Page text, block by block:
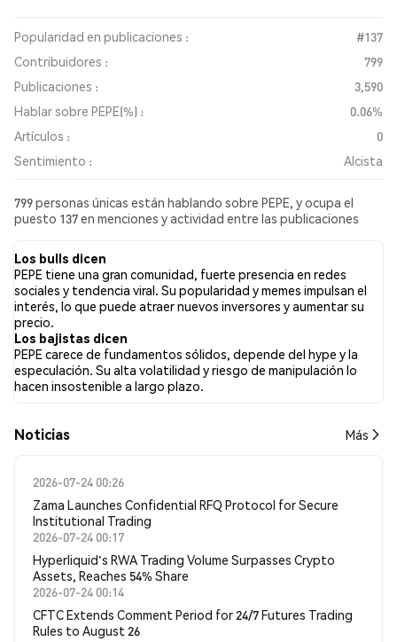
Popularidad en publicaciones :
#137
Contribuidores :
799
Publicaciones :
3,590
Hablar sobre PEPE(%) :
0.06%
Artículos :
0
Sentimiento :
Alcista
799 personas únicas están hablando sobre PEPE, y ocupa el
puesto 137 en menciones y actividad entre las publicaciones
en todas las redes sociales ha sido Alcista. Finalmente, se
publicaron 0 artículos de noticias sobre PEPE. En Twitter, el
31.42% de los tuits mostraron un sentimiento alcista en
comparación con el 5.66% de los tuits con sentimiento bajista
sobre PEPE. El 62.92% de los tuits fueron neutrales sobre PEPE.
Estos sentimientos se basan en 3463 tuits.
Los bulls dicen
PEPE tiene una gran comunidad, fuerte presencia en redes
sociales y tendencia viral. Su popularidad y memes impulsan el
interés, lo que puede atraer nuevos inversores y aumentar su
precio.
Los bajistas dicen
PEPE carece de fundamentos sólidos, depende del hype y la
especulación. Su alta volatilidad y riesgo de manipulación lo
hacen insostenible a largo plazo.
Noticias Más
2026-07-24 00:26
Zama Launches Confidential RFQ Protocol for Secure
Institutional Trading
2026-07-24 00:17
Hyperliquid's RWA Trading Volume Surpasses Crypto
Assets, Reaches 54% Share
2026-07-24 00:14
CFTC Extends Comment Period for 24/7 Futures Trading
Rules to August 26